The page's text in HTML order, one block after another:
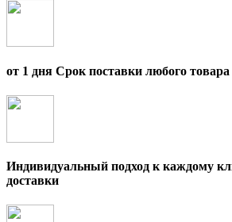
от 1 дня Срок поставки любого
Индивидуальный подход к каждому
доставки